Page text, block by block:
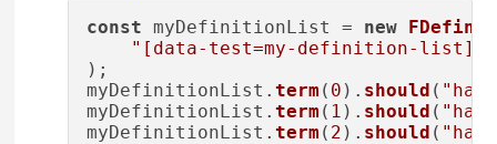
const myDefinitionList = new
"[data-test=my-definition-list]"
);
myDefinitionList. term ( 0 ). should (
myDefinitionList. term ( 1 ). should (
myDefinitionList. term ( 2 ). should (